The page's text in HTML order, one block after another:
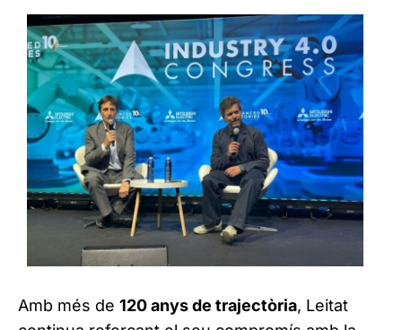
Amb més de 120 anys de trajectòria, Leitat